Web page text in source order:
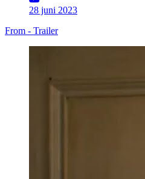
28 juni 2023
From - Trailer